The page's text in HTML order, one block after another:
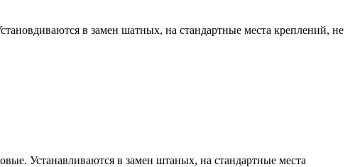
в замен шатных, на стандартные места креплений, не
Устанавливаются в замен штаных, на стандартные места